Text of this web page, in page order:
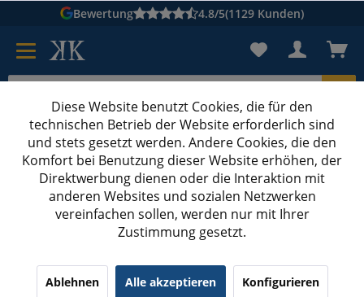
Bewertung 4.8/5(1129 Kunden)
Karton suchen
Kartons bedruckenKartons nach Maß
Parfüm & Nagellack verschicken: So funktioniert der
Parfüm & Nagellack verschicken: So
funktioniert der Versand als begrenzte
Menge (LQ)
Diese Website benutzt Cookies, die für den
technischen Betrieb der Website erforderlich sind
und stets gesetzt werden. Andere Cookies, die den
Komfort bei Benutzung dieser Website erhöhen, der
Direktwerbung dienen oder die Interaktion mit
anderen Websites und sozialen Netzwerken
vereinfachen sollen, werden nur mit Ihrer
Zustimmung gesetzt.
Ablehnen Alle akzeptieren Konfigurieren